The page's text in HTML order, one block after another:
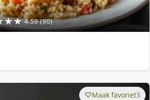
4.59 (90)
Maak favoriet3